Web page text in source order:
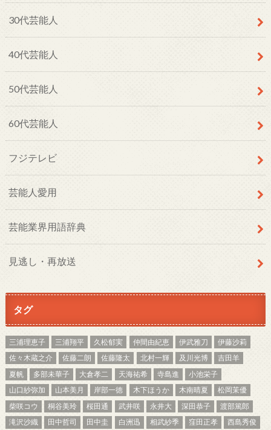
30代芸能人
40代芸能人
50代芸能人
60代芸能人
フジテレビ
芸能人愛用
芸能業界用語辞典
見逃し・再放送
タグ
三浦理恵子 三浦翔平 久松郁実 仲間由紀恵 伊武雅刀
伊藤沙莉
佐々木蔵之介
佐藤二朗 佐藤隆太 北村一輝 及川光博
吉田羊
夏帆
多部未華子 大倉孝二 天海祐希 寺島進
小池栄子
山口紗弥加
山本美月 岸部一徳 木下ほうか 木南晴夏
松岡茉優
柴咲コウ
桐谷美玲 桜田通 武井咲 永井大 深田恭子
渡部篤郎
滝沢沙織
田中哲司 田中圭 白洲迅 相武紗季 窪田正孝 西島秀俊